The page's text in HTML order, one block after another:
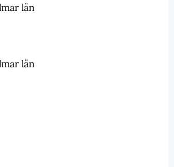
län
län